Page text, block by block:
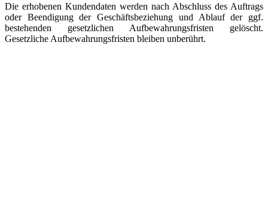
Die erhobenen Kundendaten werden nach Abschluss des Auftrags
oder Beendigung der Geschäftsbeziehung und Ablauf der ggf.
bestehenden gesetzlichen Aufbewahrungsfristen gelöscht.
Gesetzliche Aufbewahrungsfristen bleiben unberührt.